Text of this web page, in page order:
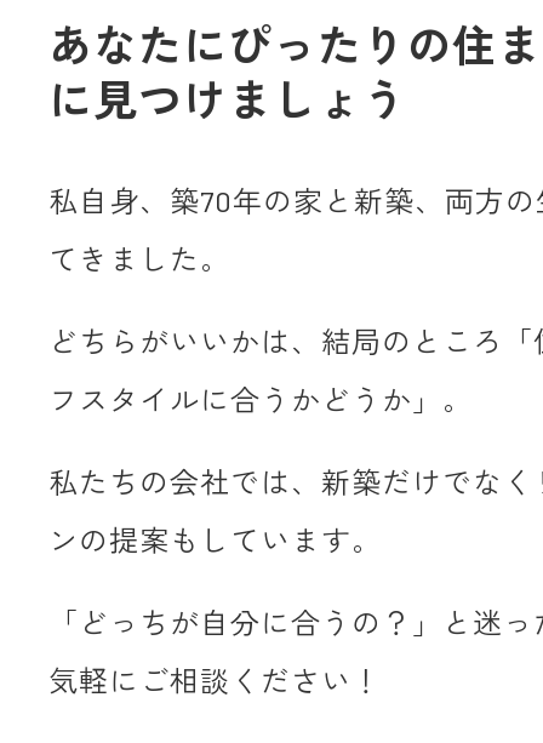
あなたにぴったりの住
に見つけましょう
私自身、築70年の家と新築、両方
てきました。
どちらがいいかは、結局のところ
フスタイルに合うかどうか」。
私たちの会社では、新築だけでな
ンの提案もしています。
「どっちが自分に合うの？」と迷
気軽にご相談ください！